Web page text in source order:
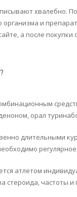
хвалебно.
организма и
а после покупки
орал
длительными
атлетом
стероида,